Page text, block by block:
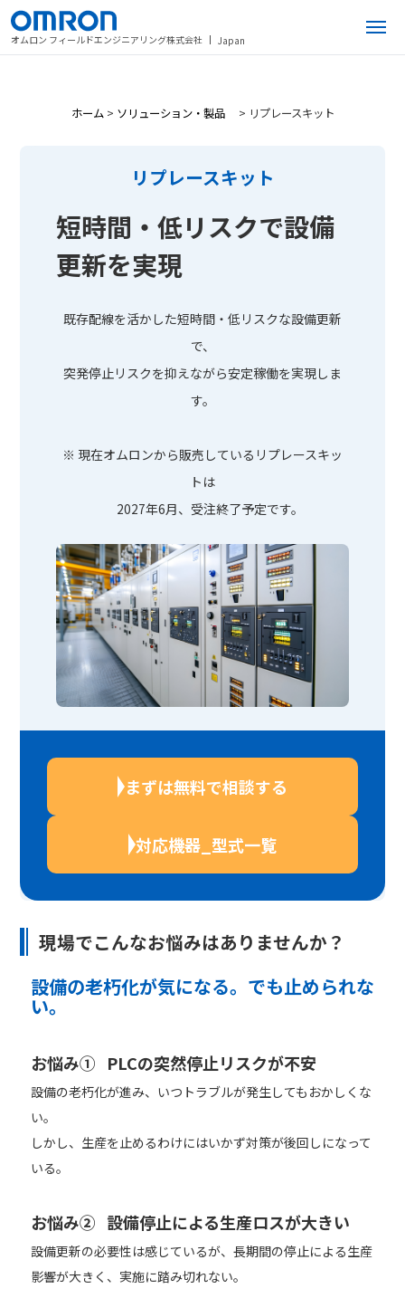
オムロン フィールドエンジニアリング株式会社 Japan
ホーム > ソリューション・製品 > リプレースキット
リプレースキット
短時間・低リスクで設備
更新を実現
既存配線を活かした短時間・低リスクな設備更新
で、
突発停止リスクを抑えながら安定稼働を実現しま
す。
※ 現在オムロンから販売しているリプレースキッ
トは
2027年6月、受注終了予定です。
まずは無料で相談する
対応機器_型式一覧
現場でこんなお悩みはありませんか？
設備の老朽化が気になる。でも止められな
い。
お悩み① PLCの突然停止リスクが不安
設備の老朽化が進み、いつトラブルが発生してもおかしくな
い。
しかし、生産を止めるわけにはいかず対策が後回しになって
いる。
お悩み② 設備停止による生産ロスが大きい
設備更新の必要性は感じているが、長期間の停止による生産
影響が大きく、実施に踏み切れない。